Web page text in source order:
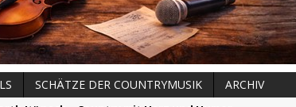
SCHÄTZE DER COUNTRYMUSIK
ARCHIV